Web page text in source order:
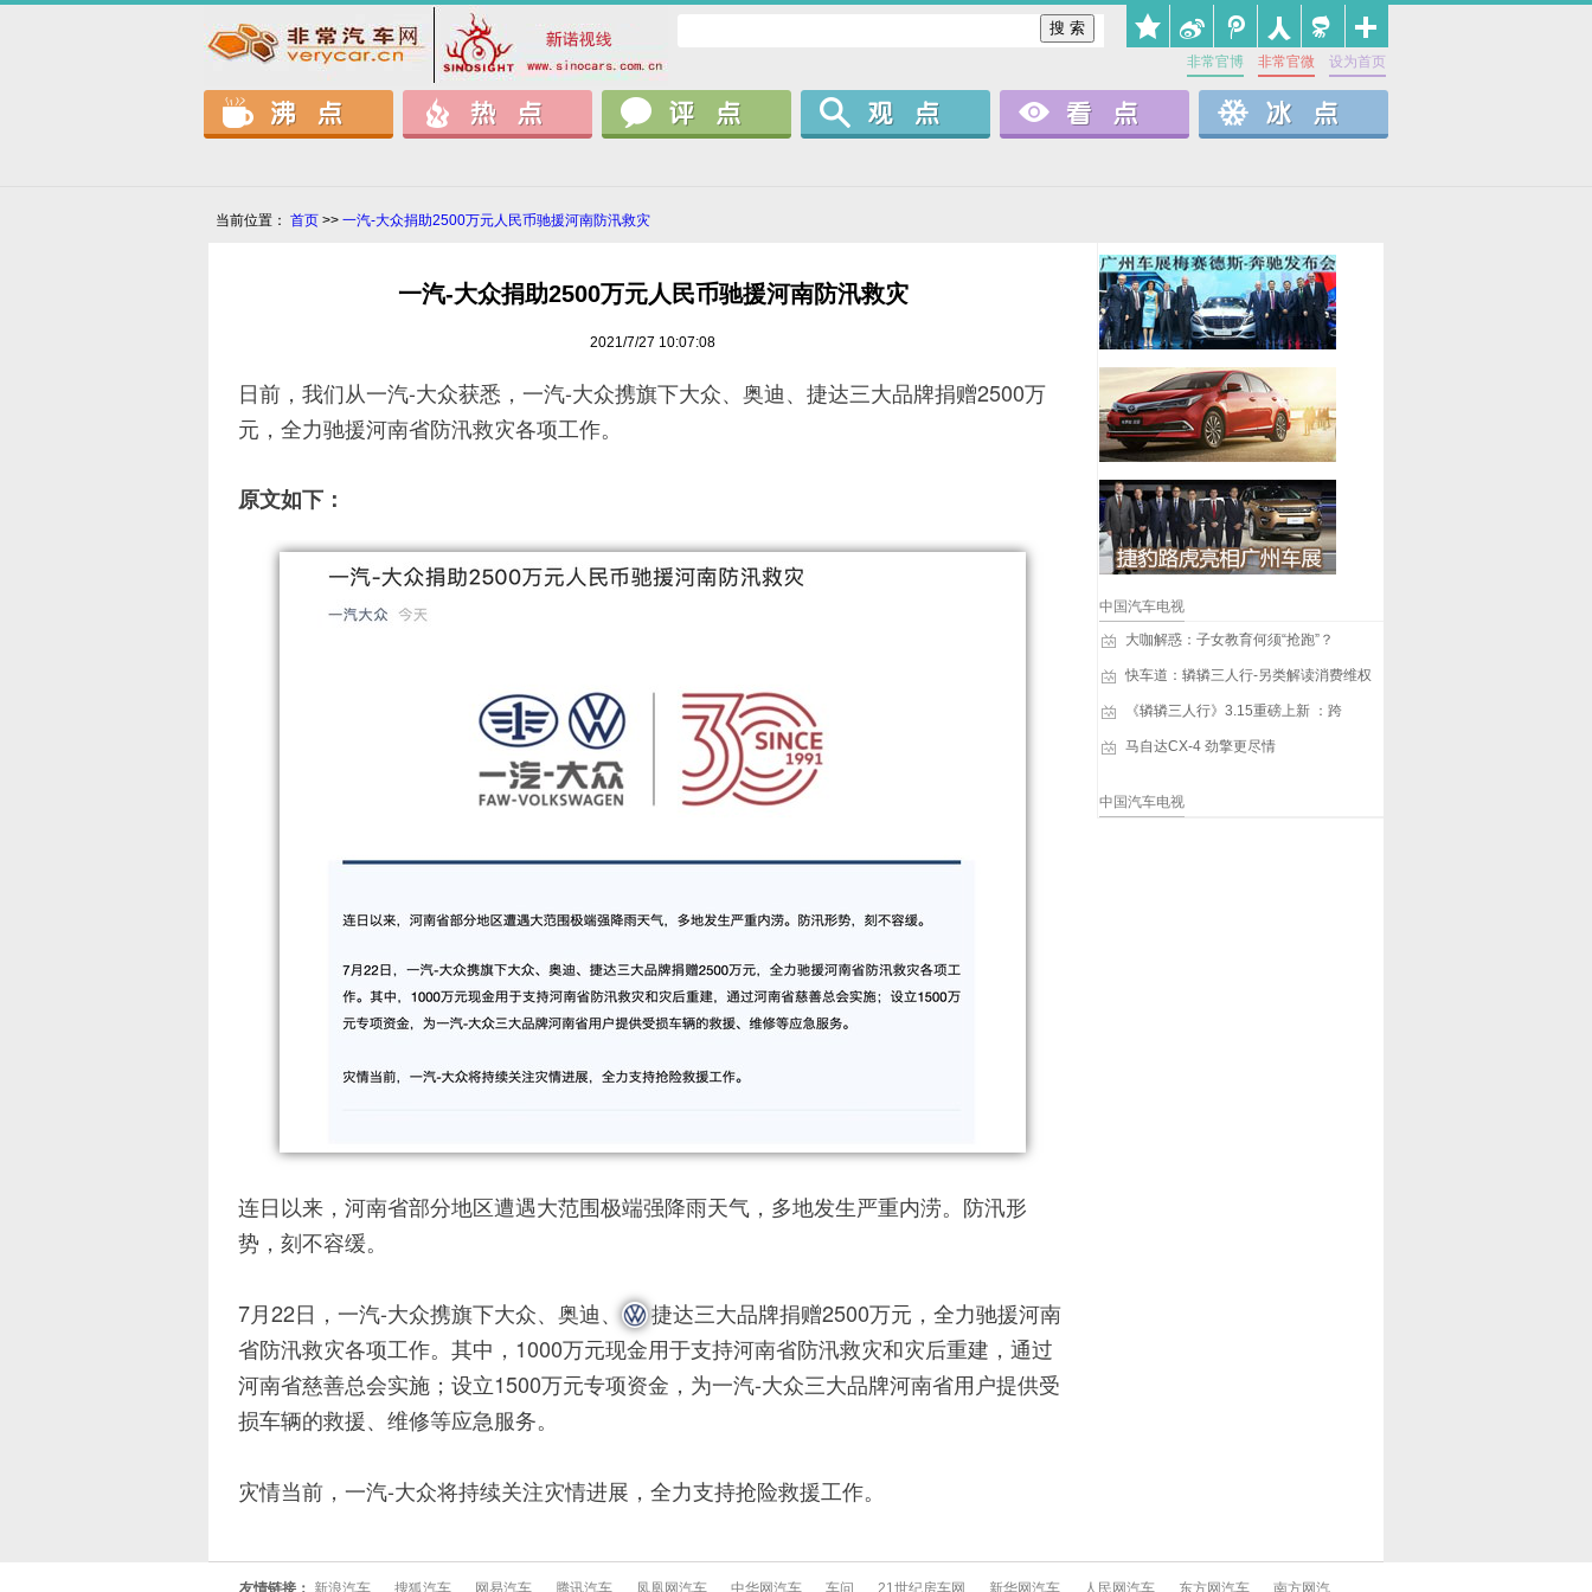
非常官博 非常官微 设为首页
当前位置： 首页 >> 一汽-大众捐助2500万元人民币驰援河南防汛救灾
一汽-大众捐助2500万元人民币驰援河南防汛救灾
2021/7/27 10:07:08
日前，我们从一汽-大众获悉，一汽-大众携旗下大众、奥迪、捷达三大品牌捐赠2500万
元，全力驰援河南省防汛救灾各项工作。
原文如下：
连日以来，河南省部分地区遭遇大范围极端强降雨天气，多地发生严重内涝。防汛形
势，刻不容缓。
7月22日，一汽-大众携旗下大众、奥迪、
捷达三大品牌捐赠2500万元，全力驰援河南
省防汛救灾各项工作。其中，1000万元现金用于支持河南省防汛救灾和灾后重建，通过
河南省慈善总会实施；设立1500万元专项资金，为一汽-大众三大品牌河南省用户提供受
损车辆的救援、维修等应急服务。
灾情当前，一汽-大众将持续关注灾情进展，全力支持抢险救援工作。
中国汽车电视
大咖解惑：子女教育何须“抢跑”？
快车道：辚辚三人行-另类解读消费维权
《辚辚三人行》3.15重磅上新 ：跨
马自达CX-4 劲擎更尽情
中国汽车电视
友情链接： 新浪汽车 搜狐汽车 网易汽车 腾讯汽车 凤凰网汽车 中华网汽车 车问 21世纪房车网 新华网汽车 人民网汽车 东方网汽车 南方网汽